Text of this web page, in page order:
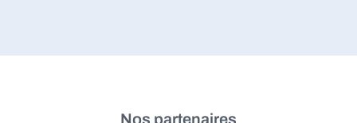
Nos partenaires